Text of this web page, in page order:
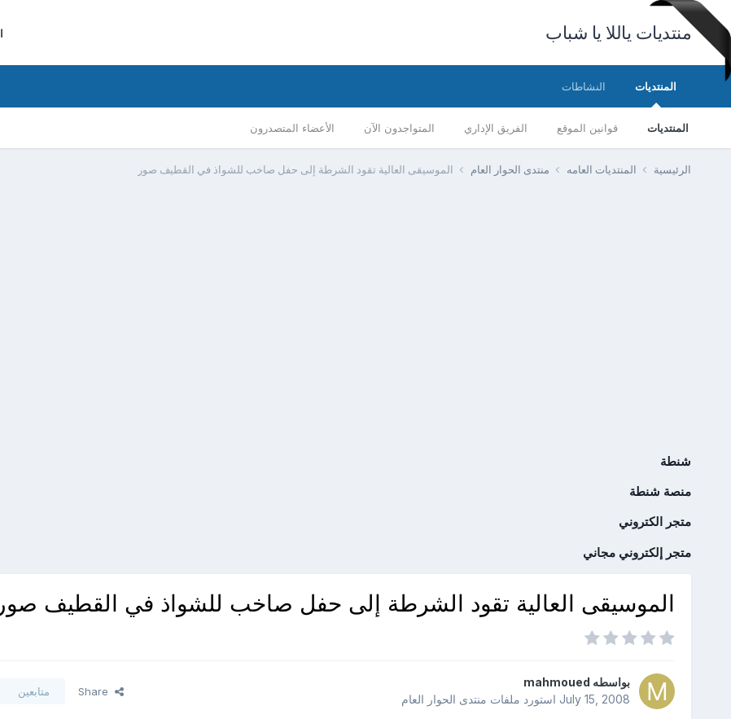
منتديات ياللا يا شباب
المنتديات
المنتديات قوانين الموقع الفريق الإداري المتواجدون الآن الأعضاء المتصدرون
النشاطات
الرئيسية المنتديات العامه منتدى الحوار العام الموسيقى العالية تقود الشرطة إلى حفل صاخب للشواذ في القطيف صور
شنطة
منصة شنطة
متجر الكتروني
متجر إلكتروني مجاني
الموسيقى العالية تقود الشرطة إلى حفل صاخب للشواذ في القطيف صور
بواسطه mahmoued
July 15, 2008استورد ملفات منتدى الحوار العام
Share متابعين